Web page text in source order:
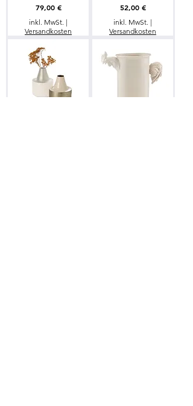
Preis
79,00 €
inkl. MwSt. |
Versandkosten
Preis
52,00 €
inkl. MwSt. |
Versandkosten